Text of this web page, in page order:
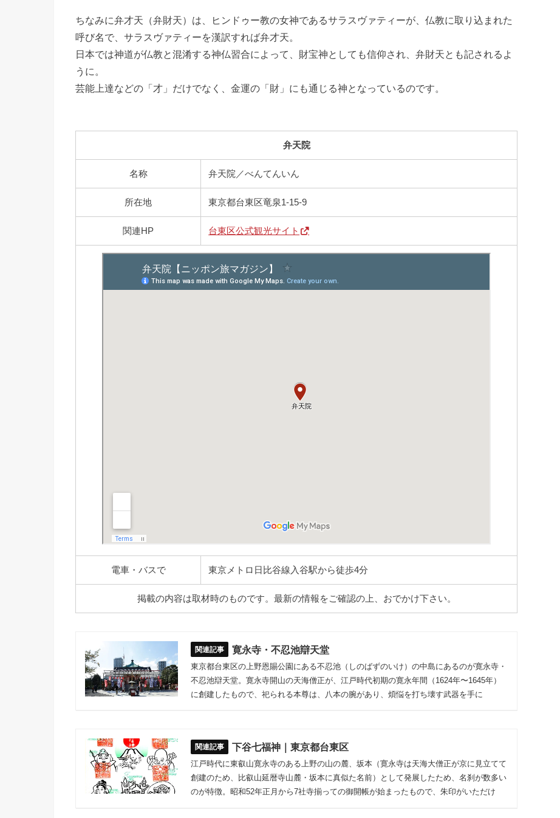
ちなみに弁才天（弁財天）は、ヒンドゥー教の女神であるサラスヴァティーが、仏教に取り込まれた
呼び名で、サラスヴァティーを漢訳すれば弁才天。
日本では神道が仏教と混淆する神仏習合によって、財宝神としても信仰され、弁財天とも記されるよ
うに。
芸能上達などの「才」だけでなく、金運の「財」にも通じる神となっているのです。
弁天院
名称 弁天院／べんてんいん
所在地 東京都台東区竜泉1-15-9
関連HP 台東区公式観光サイト
電車・バスで 東京メトロ日比谷線入谷駅から徒歩4分
掲載の内容は取材時のものです。最新の情報をご確認の上、おでかけ下さい。
寛永寺・不忍池辯天堂
東京都台東区の上野恩賜公園にある不忍池（しのばずのいけ）の中島にあるのが寛永寺・
不忍池辯天堂。寛永寺開山の天海僧正が、江戸時代初期の寛永年間（1624年〜1645年）
に創建したもので、祀られる本尊は、八本の腕があり、煩悩を打ち壊す武器を手に
下谷七福神｜東京都台東区
江戸時代に東叡山寛永寺のある上野の山の麓、坂本（寛永寺は天海大僧正が京に見立てて
創建のため、比叡山延暦寺山麓・坂本に真似た名前）として発展したため、名刹が数多い
のが特徴。昭和52年正月から7社寺揃っての御開帳が始まったもので、朱印がいただけ